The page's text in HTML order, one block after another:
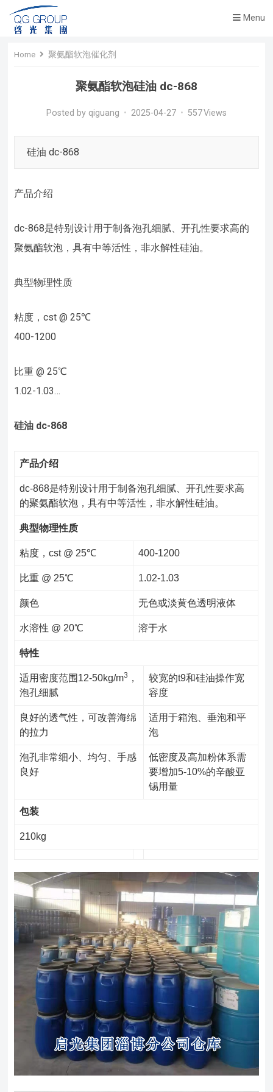
Menu
Home 聚氨酯软泡催化剂
聚氨酯软泡硅油 dc-868
Posted by qiguang • 2025-04-27 • 557Views
硅油 dc-868
产品介绍
dc-868是特别设计用于制备泡孔细腻、开孔性要求高的
聚氨酯软泡，具有中等活性，非水解性硅油。
典型物理性质
粘度，cst @ 25℃
400-1200
比重 @ 25℃
1.02-1.03…
硅油 dc-868
产品介绍
dc-868是特别设计用于制备泡孔细腻、开孔性要求高
的聚氨酯软泡，具有中等活性，非水解性硅油。
典型物理性质
粘度，cst @ 25℃ 400-1200
比重 @ 25℃ 1.02-1.03
颜色 无色或淡黄色透明液体
水溶性 @ 20℃ 溶于水
特性
适用密度范围12-50kg/m3 ，
泡孔细腻
较宽的t9和硅油操作宽
容度
良好的透气性，可改善海绵
的拉力
适用于箱泡、垂泡和平
泡
泡孔非常细小、均匀、手感
良好
低密度及高加粉体系需
要增加5-10%的辛酸亚
锡用量
包装
210kg